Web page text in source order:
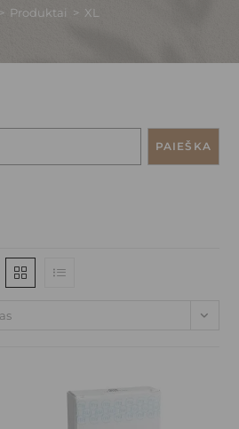
> Produktai > XL
PAIEŠKA